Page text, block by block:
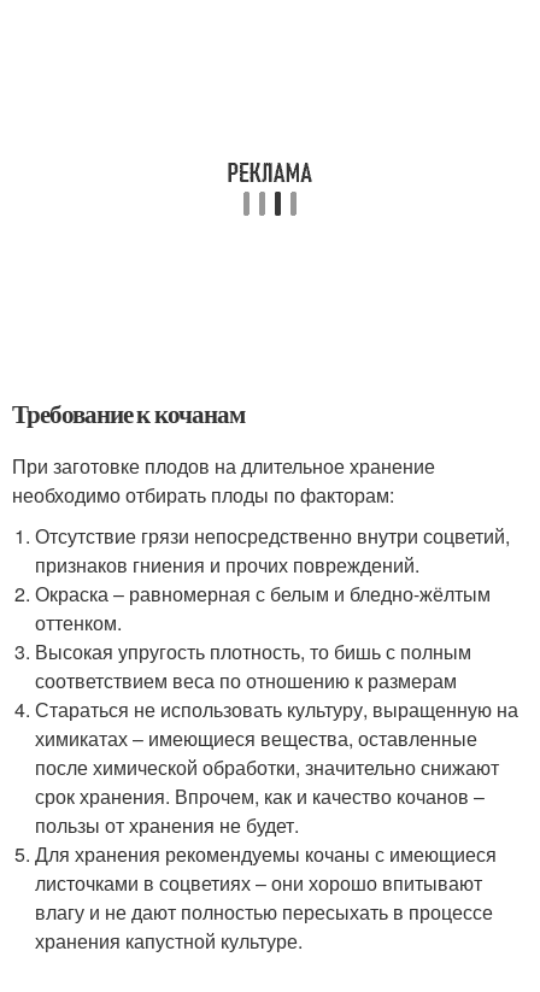
Требование к кочанам
При заготовке плодов на длительное хранение
необходимо отбирать плоды по факторам:
Отсутствие грязи непосредственно внутри соцветий,
признаков гниения и прочих повреждений.
Окраска – равномерная с белым и бледно-жёлтым
оттенком.
Высокая упругость плотность, то бишь с полным
соответствием веса по отношению к размерам
Стараться не использовать культуру, выращенную на
химикатах – имеющиеся вещества, оставленные
после химической обработки, значительно снижают
срок хранения. Впрочем, как и качество кочанов –
пользы от хранения не будет.
Для хранения рекомендуемы кочаны с имеющиеся
листочками в соцветиях – они хорошо впитывают
влагу и не дают полностью пересыхать в процессе
хранения капустной культуре.